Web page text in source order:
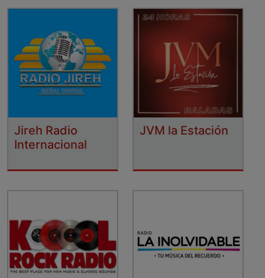
Jireh Radio
Internacional
JVM la Estación